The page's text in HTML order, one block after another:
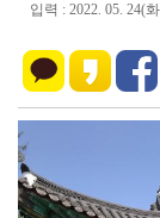
입력 : 2022. 05. 24(